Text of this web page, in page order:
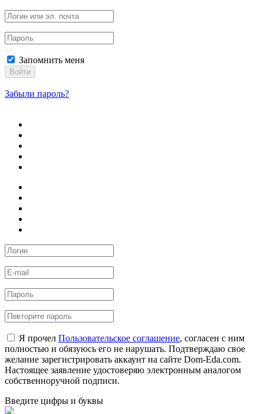
Запомнить меня
Войти
Забыли пароль?
Я прочел Пользовательское соглашение, согласен с ним
полностью и обязуюсь его не нарушать. Подтверждаю свое
желание зарегистрировать аккаунт на сайте Dom-Eda.com.
Настоящее заявление удостоверяю электронным аналогом
собственноручной подписи.
Введите цифры и буквы